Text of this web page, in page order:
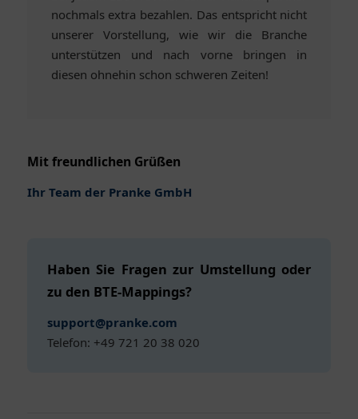
nochmals extra bezahlen. Das entspricht nicht
unserer Vorstellung, wie wir die Branche
unterstützen und nach vorne bringen in
diesen ohnehin schon schweren Zeiten!
Mit freundlichen Grüßen
Ihr Team der Pranke GmbH
Haben Sie Fragen zur Umstellung oder
zu den BTE-Mappings?
support@pranke.com
Telefon: +49 721 20 38 020